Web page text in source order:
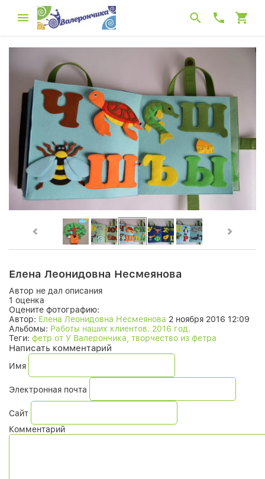
Елена Леонидовна Несмеянова
Автор не дал описания
1 оценка
Оцените фотографию:
Автор: Елена Леонидовна Несмеянова 2 ноября 2016 12:09
Альбомы: Работы наших клиентов. 2016 год.
Теги: фетр от У Валерончика, творчество из фетра
Написать комментарий
Имя
Электронная почта
Сайт
Комментарий